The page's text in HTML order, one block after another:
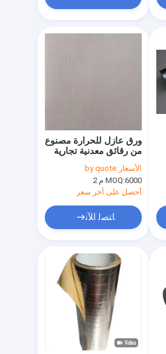
ورق عازل للحرارة مصنوع
من رقائق معدنية تجارية
الأسعار:by quote
MOQ:6000 م 2
أحصل على آخر سعر
ﺎﺘﺼﻟ ﺍﻶﻧ